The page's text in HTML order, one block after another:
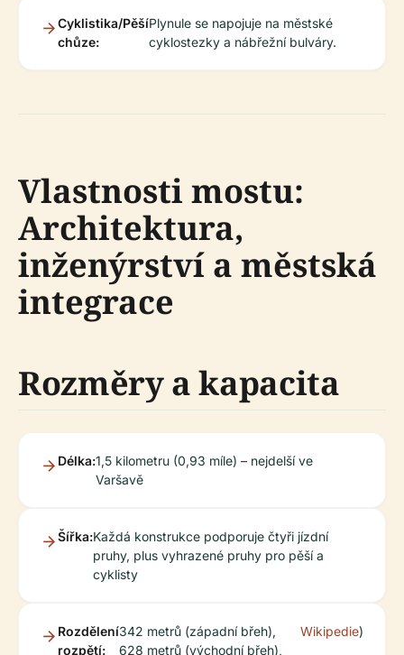
Cyklistika/Pěší
chůze:
Plynule se napojuje na městské
cyklostezky a nábřežní bulváry.
Vlastnosti mostu:
Architektura,
inženýrství a městská
integrace
Rozměry a kapacita
Délka:1,5 kilometru (0,93 míle) – nejdelší ve
Varšavě
Šířka:Každá konstrukce podporuje čtyři jízdní
pruhy, plus vyhrazené pruhy pro pěší a
cyklisty
Rozdělení
rozpětí:
342 metrů (západní břeh),
628 metrů (východní břeh),
Wikipedie)